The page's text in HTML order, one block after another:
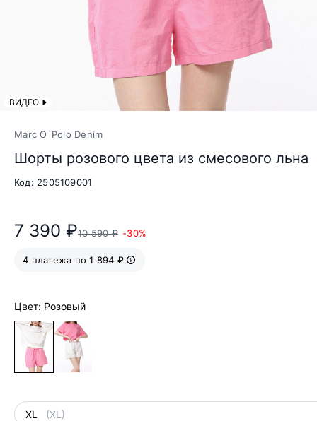
ВИДЕО
Marc O`Polo Denim
Шорты розового цвета из смесового льна
Код: 2505109001
7 390 ₽10 590 ₽ -30%
4 платежа по 1 894 ₽
Цвет: Розовый
XL (XL)